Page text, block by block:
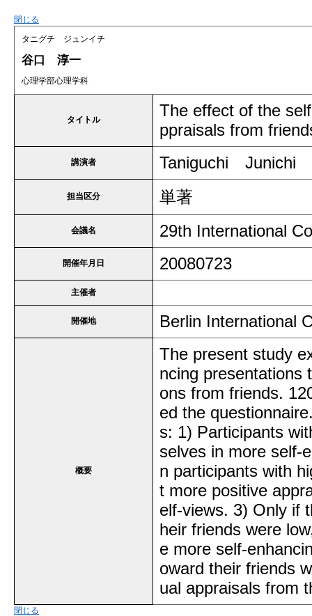
閉じる
タニグチ ジュンイチ
谷口 淳一
心理学部心理学科
タイトル
The effect of the
ppraisals from
講演者 Taniguchi
担当区分 単著
会議名 29th International
開催年月日 20080723
主催者
開催地 Berlin International
概要
The present study
ncing presentations
ons from friends.
ed the
s: 1) Participants
selves in more self-
n participants with
t more positive
elf-views. 3) Only if
heir friends were
e more self-
oward their friends
ual appraisals
閉じる